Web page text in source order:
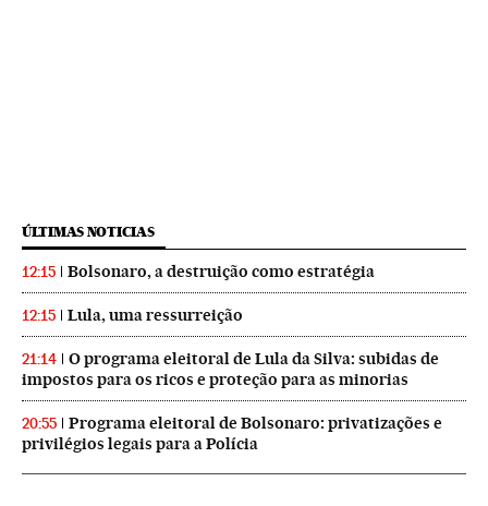
ÚLTIMAS NOTICIAS
12:15 Bolsonaro, a destruição como estratégia
12:15 Lula, uma ressurreição
21:14
O programa eleitoral de Lula da Silva: subidas de
impostos para os ricos e proteção para as minorias
20:55
Programa eleitoral de Bolsonaro: privatizações e
privilégios legais para a Polícia